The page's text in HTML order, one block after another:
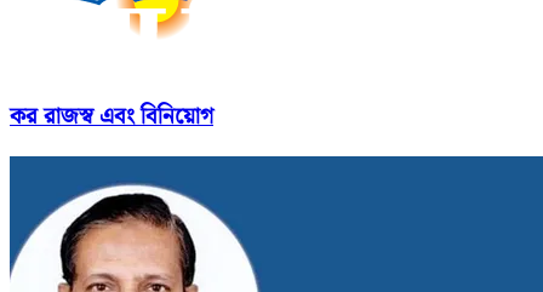
কর রাজস্ব এবং বিনিয়োগ